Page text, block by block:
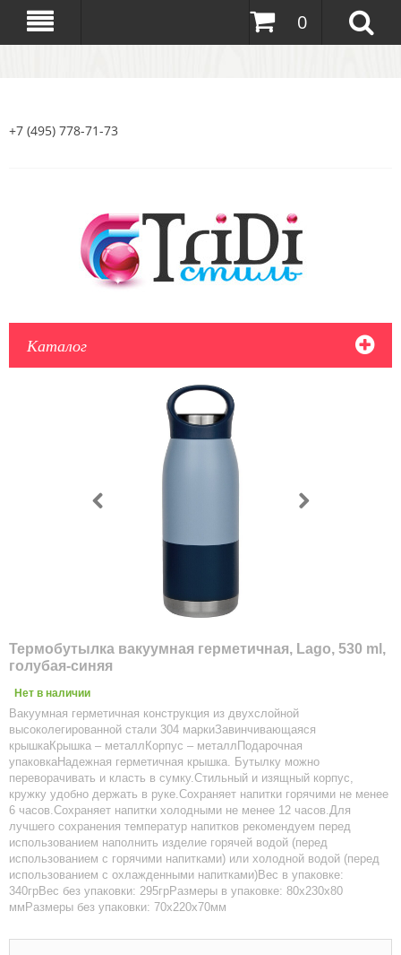
0
+7 (495) 778-71-73
Каталог
Термобутылка вакуумная герметичная, Lago, 530 ml,
голубая-синяя
Нет в наличии
Вакуумная герметичная конструкция из двухслойной
высоколегированной стали 304 маркиЗавинчивающаяся
крышкаКрышка – металлКорпус – металлПодарочная
упаковкаНадежная герметичная крышка. Бутылку можно
переворачивать и класть в сумку.Стильный и изящный корпус,
кружку удобно держать в руке.Сохраняет напитки горячими не менее
6 часов.Сохраняет напитки холодными не менее 12 часов.Для
лучшего сохранения температур напитков рекомендуем перед
использованием наполнить изделие горячей водой (перед
использованием с горячими напитками) или холодной водой (перед
использованием с охлажденными напитками)Вес в упаковке:
340грВес без упаковки: 295грРазмеры в упаковке: 80x230x80
ммРазмеры без упаковки: 70х220х70мм